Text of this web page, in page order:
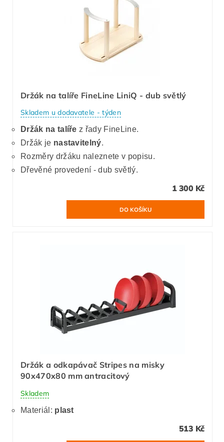
Držák na talíře FineLine LiniQ - dub světlý
Skladem u dodavatele - týden
Držák na talíře z řady FineLine.
Držák je nastavitelný.
Rozměry držáku naleznete v popisu.
Dřevěné provedení - dub světlý.
1 300 Kč
Držák a odkapávač Stripes na misky
90x470x80 mm antracitový
Skladem
Materiál: plast
513 Kč